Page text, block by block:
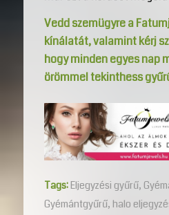
Vedd szemügyre a
kínálatát, valamint kérj
hogy minden egyes nap
örömmel tekinthess
Tags:Eljegyzési gyűrű,
Gyémántgyűrű, halo